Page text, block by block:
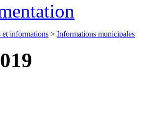
et informations > Informations municipales